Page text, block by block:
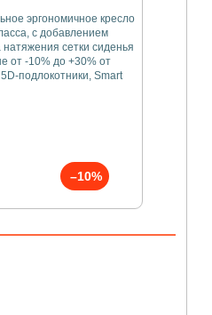
эргономичное кресло
с добавлением
сетки сиденья
от -10% до +30% от
подлокотники, Smart
–10%